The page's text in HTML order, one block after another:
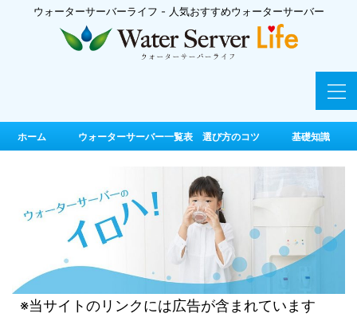
ウォーターサーバーライフ - 人気おすすめウォーターサーバー
ホーム ウォーターサーバー一覧表 選び方のコツ 基礎知識
※当サイトのリンクには広告が含まれています